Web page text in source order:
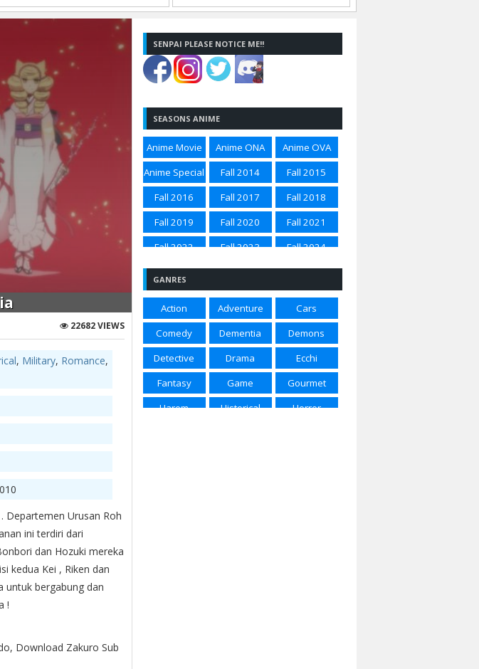
22682 VIEWS
, Military, Romance,
Departemen Urusan Roh
ini terdiri dari
dan Hozuki mereka
kedua Kei , Riken dan
untuk bergabung dan
!
Download Zakuro Sub
SENPAI PLEASE NOTICE ME!!
SEASONS ANIME
Anime Movie Anime ONA
Anime OVA
Anime Special
Fall 2014
Fall 2015
Fall 2016
Fall 2017
Fall 2018
Fall 2019
Fall 2020
Fall 2021
Fall 2022
Fall 2023
Fall 2024
Fall 2025
Spring 2012
Spring 2014
Spring 2015
Spring 2016
Spring 2017
Spring 2018
Spring 2020
Spring 2021
Spring 2022
Spring 2023
Spring 2024
Spring 2025
Spring 2026
Summer 2015
Summer 2016 Summer 2017 Summer 2018
GANRES
Action Adventure
Cars
Comedy
Dementia
Demons
Detective
Drama
Ecchi
Fantasy
Game
Gourmet
Harem
Historical
Horror